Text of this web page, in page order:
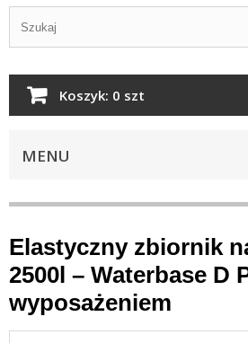
Koszyk: 0 szt
MENU
Elastyczny zbiornik
2500l – Waterbase D
wyposażeniem